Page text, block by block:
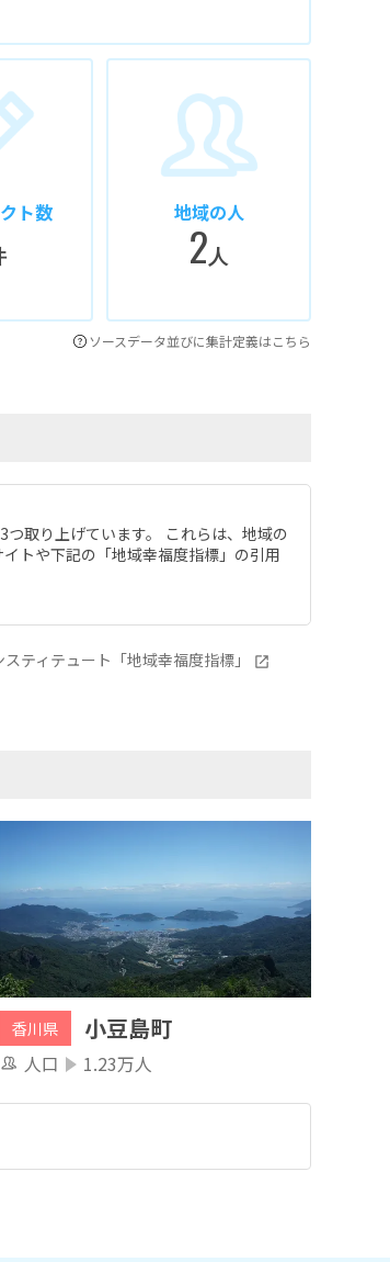
ト数 地域の人
2人
ソースデータ並びに集計定義はこちら
取り上げています。 これらは、地域の
トや下記の「地域幸福度指標」の引用
ティテュート「地域幸福度指標」
香川県 小豆島町
人口 1.23万人